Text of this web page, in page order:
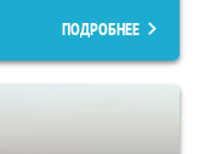
ПОДРОБНЕЕ